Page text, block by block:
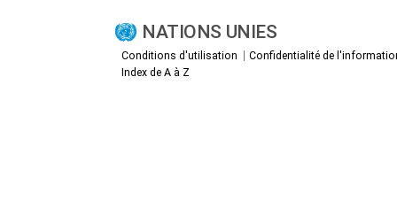
NATIONS UNIES
Conditions d'utilisation
Confidentialité de
Index de A à Z